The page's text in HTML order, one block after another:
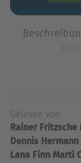
BlasenpostKelp
BlasenpostKelp
Strandforts
Blasenfunken
Gelesen von
Rainer Fritzsche
Dennis Hermann
Lana Finn Marti